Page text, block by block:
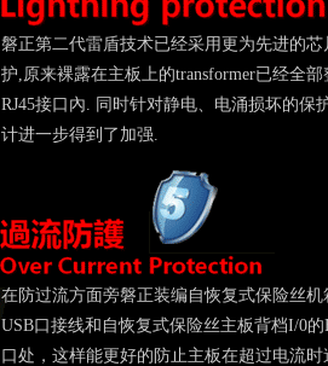
磐正第二代雷盾技术已经采用更为先进的芯
护,原来裸露在主板上的transformer已经全部
RJ45接口內. 同时针对静电、电涌损坏的保
计进一步得到了加强.
在防过流方面旁磐正装编自恢复式保险丝机
USB口接线和自恢复式保险丝主板背档I/0
口处，这样能更好的防止主板在超过电流时